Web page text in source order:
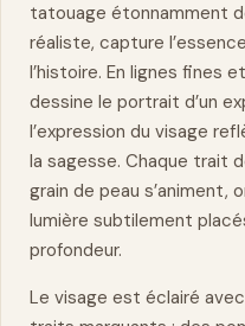
tatouage étonnamment
réaliste, capture
l’histoire. En lignes fines
dessine le portrait d’un
l’expression du visage
la sagesse. Chaque trait
grain de peau s’animent,
lumière subtilement
profondeur.
Le visage est éclairé